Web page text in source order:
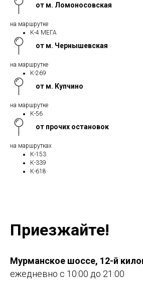
от м. Ломоносовская
на маршрутке
К-4 МЕГА
от м. Чернышевская
на маршрутке
К-269
от м. Купчино
на маршрутке
К-56
от прочих остановок
на маршрутках
К-153
К-339
К-618
Приезжайте!
Мурманское шоссе, 12-й
ежедневно с 10:00 до 21:00